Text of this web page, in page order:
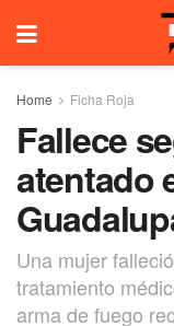
Home Ficha Roja
Fallece
atentado
Una mujer
tratamiento
arma de fuego